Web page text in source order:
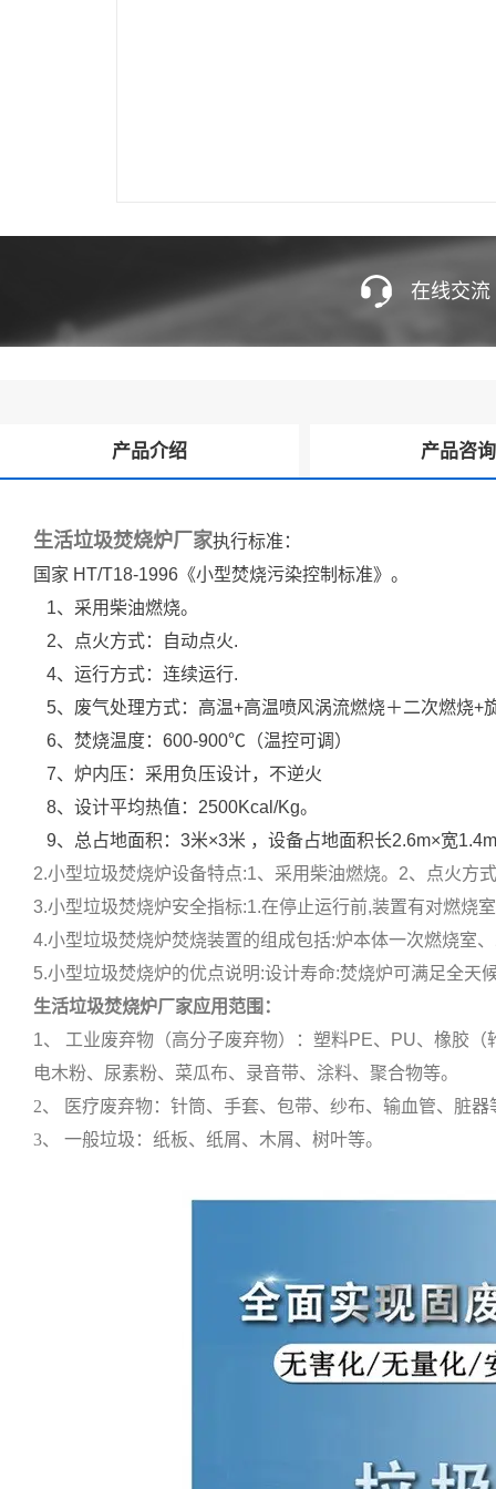
在线交流
产品介绍 产品咨询
生活垃圾焚烧炉厂家执行标准：
国家 HT/T18-1996《小型焚烧污染控制标准》。
1、采用柴油燃烧。
2、点火方式：自动点火.
4、运行方式：连续运行.
5、废气处理方式：高温+高温喷风涡流燃烧＋二次燃烧+
6、焚烧温度：600-900℃（温控可调）
7、炉内压：采用负压设计，不逆火
8、设计平均热值：2500Kcal/Kg。
9、总占地面积：3米×3米 ，设备占地面积长2.6m×宽
2.小型垃圾焚烧炉设备特点:1、采用柴油燃烧。2、点火方
3.小型垃圾焚烧炉安全指标:1.在停止运行前,装置有对燃烧
4.小型垃圾焚烧炉焚烧装置的组成包括:炉本体一次燃烧室
5.小型垃圾焚烧炉的优点说明:设计寿命:焚烧炉可满足全天
生活垃圾焚烧炉厂家应用范围：
1、 工业废弃物（高分子废弃物）：塑料PE、PU、橡胶
电木粉、尿素粉、菜瓜布、录音带、涂料、聚合物等。
2、 医疗废弃物：针筒、手套、包带、纱布、输血管、脏
3、 一般垃圾：纸板、纸屑、木屑、树叶等。